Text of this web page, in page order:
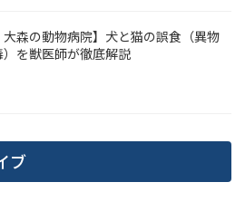
大森の動物病院】犬と猫の誤食（異物
を獣医師が徹底解説
ブ